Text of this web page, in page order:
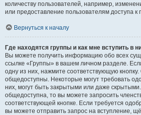
количеству пользователей, например,
или предоставление пользователям доступа
Вернуться к началу
Где находятся группы и как мне вступить в
Вы можете получить информацию обо всех
ссылке «Группы» в вашем личном разделе.
одну из них, нажмите соответствующую
общедоступны. Некоторые могут требовать
них, могут быть закрытыми или даже
общедоступна, то вы можете запросить
соответствующей кнопке. Если требуется
вы можете отправить запрос на вступление,